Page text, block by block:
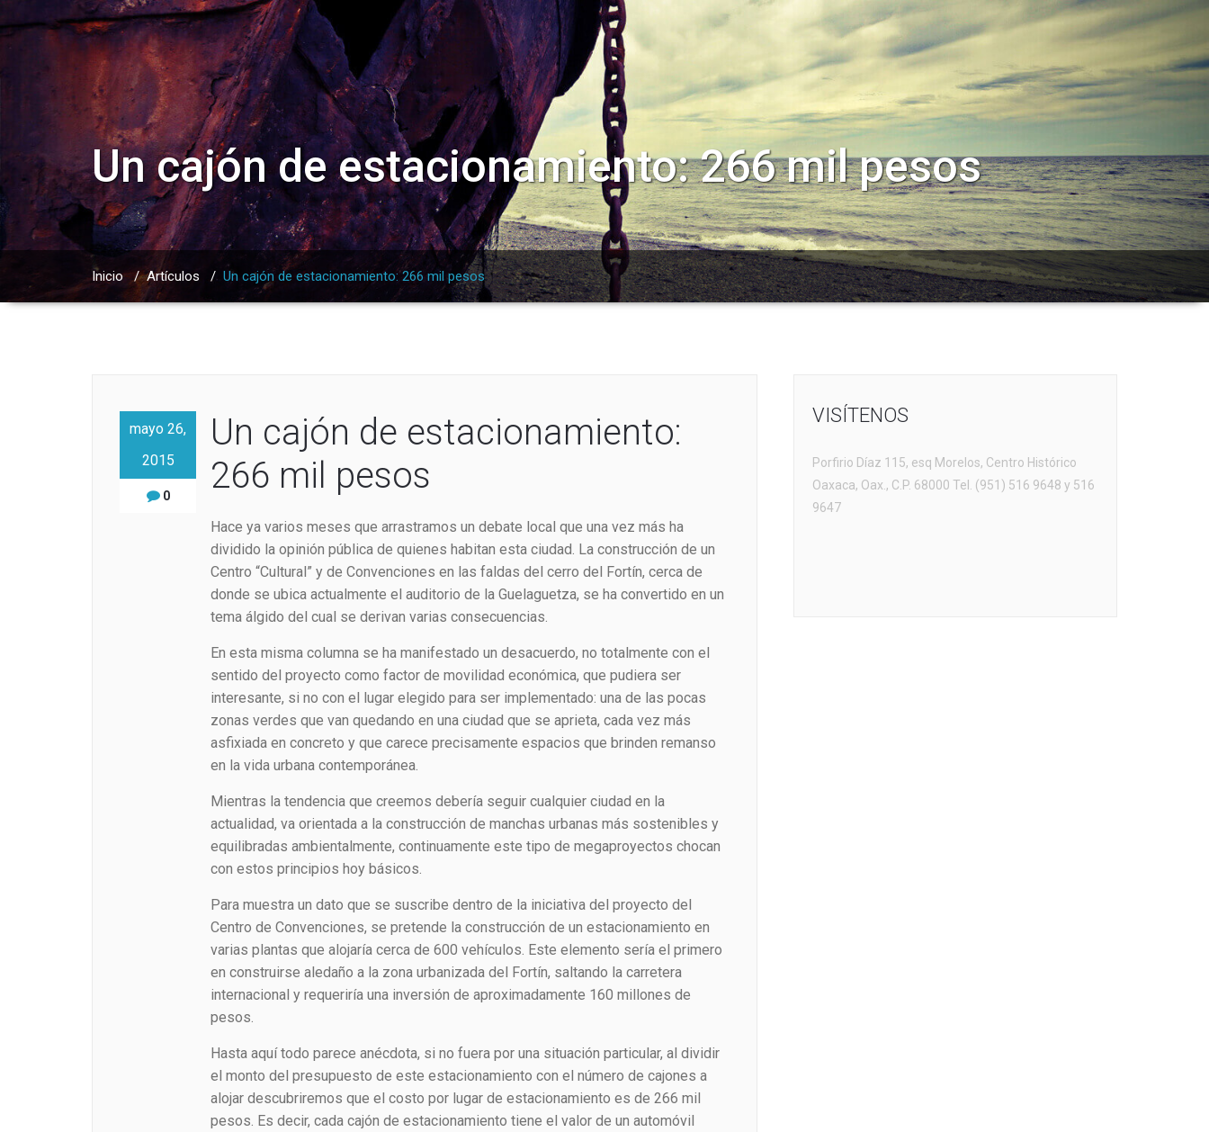
Un cajón de estacionamiento: 266 mil pesos
Inicio/Artículos / Un cajón de estacionamiento: 266 mil pesos
mayo 26,
2015
0
Un cajón de estacionamiento:
266 mil pesos
Hace ya varios meses que arrastramos un debate local que una vez más ha
dividido la opinión pública de quienes habitan esta ciudad. La construcción de un
Centro “Cultural” y de Convenciones en las faldas del cerro del Fortín, cerca de
donde se ubica actualmente el auditorio de la Guelaguetza, se ha convertido en un
tema álgido del cual se derivan varias consecuencias.
En esta misma columna se ha manifestado un desacuerdo, no totalmente con el
sentido del proyecto como factor de movilidad económica, que pudiera ser
interesante, si no con el lugar elegido para ser implementado: una de las pocas
zonas verdes que van quedando en una ciudad que se aprieta, cada vez más
asfixiada en concreto y que carece precisamente espacios que brinden remanso
en la vida urbana contemporánea.
Mientras la tendencia que creemos debería seguir cualquier ciudad en la
actualidad, va orientada a la construcción de manchas urbanas más sostenibles y
equilibradas ambientalmente, continuamente este tipo de megaproyectos chocan
con estos principios hoy básicos.
Para muestra un dato que se suscribe dentro de la iniciativa del proyecto del
Centro de Convenciones, se pretende la construcción de un estacionamiento en
varias plantas que alojaría cerca de 600 vehículos. Este elemento sería el primero
en construirse aledaño a la zona urbanizada del Fortín, saltando la carretera
internacional y requeriría una inversión de aproximadamente 160 millones de
pesos.
Hasta aquí todo parece anécdota, si no fuera por una situación particular, al dividir
el monto del presupuesto de este estacionamiento con el número de cajones a
alojar descubriremos que el costo por lugar de estacionamiento es de 266 mil
pesos. Es decir, cada cajón de estacionamiento tiene el valor de un automóvil
VISÍTENOS
Porfirio Díaz 115, esq Morelos, Centro Histórico
Oaxaca, Oax., C.P. 68000 Tel. (951) 516 9648 y 516
9647